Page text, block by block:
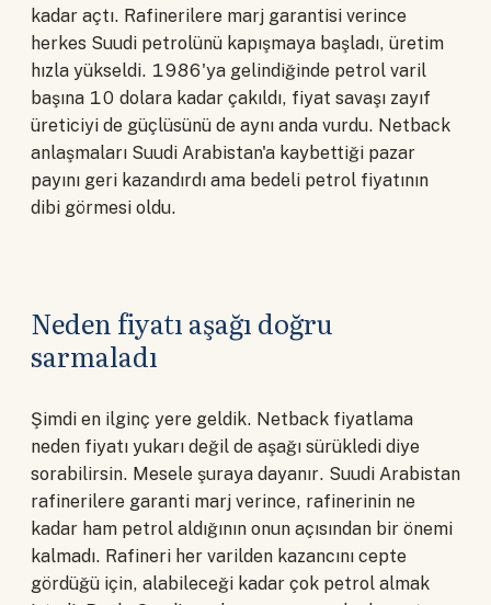
kadar açtı. Rafinerilere marj garantisi verince
herkes Suudi petrolünü kapışmaya başladı, üretim
hızla yükseldi. 1986'ya gelindiğinde petrol varil
başına 10 dolara kadar çakıldı, fiyat savaşı zayıf
üreticiyi de güçlüsünü de aynı anda vurdu. Netback
anlaşmaları Suudi Arabistan'a kaybettiği pazar
payını geri kazandırdı ama bedeli petrol fiyatının
dibi görmesi oldu.
Neden fiyatı aşağı doğru
sarmaladı
Şimdi en ilginç yere geldik. Netback fiyatlama
neden fiyatı yukarı değil de aşağı sürükledi diye
sorabilirsin. Mesele şuraya dayanır. Suudi Arabistan
rafinerilere garanti marj verince, rafinerinin ne
kadar ham petrol aldığının onun açısından bir önemi
kalmadı. Rafineri her varilden kazancını cepte
gördüğü için, alabileceği kadar çok petrol almak